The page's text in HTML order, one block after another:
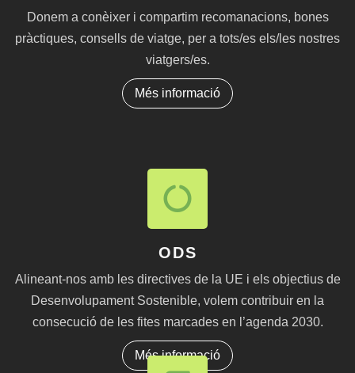
Donem a conèixer i compartim recomanacions, bones
pràctiques, consells de viatge, per a tots/es els/les nostres
viatgers/es.
Més informació
ODS
Alineant-nos amb les directives de la UE i els objectius de
Desenvolupament Sostenible, volem contribuir en la
consecució de les fites marcades en l’agenda 2030.
Més informació